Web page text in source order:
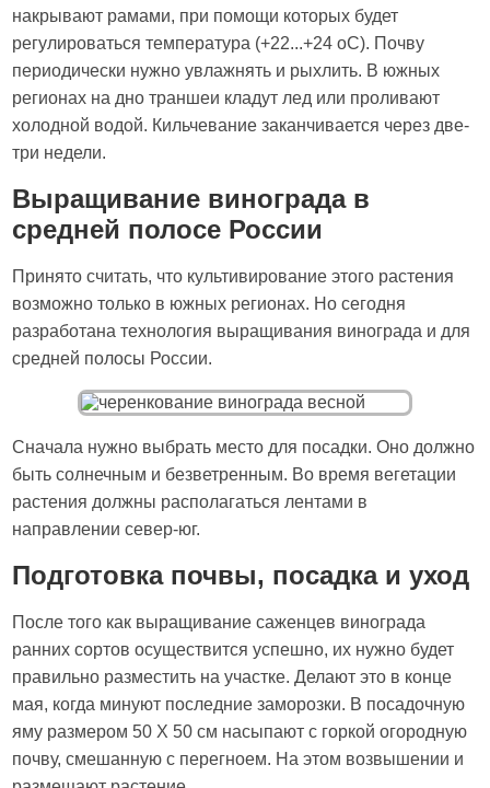
накрывают рамами, при помощи которых будет
регулироваться температура (+22...+24 оС). Почву
периодически нужно увлажнять и рыхлить. В южных
регионах на дно траншеи кладут лед или проливают
холодной водой. Кильчевание заканчивается через две-
три недели.
Выращивание винограда в
средней полосе России
Принято считать, что культивирование этого растения
возможно только в южных регионах. Но сегодня
разработана технология выращивания винограда и для
средней полосы России.
Сначала нужно выбрать место для посадки. Оно должно
быть солнечным и безветренным. Во время вегетации
растения должны располагаться лентами в
направлении север-юг.
Подготовка почвы, посадка и уход
После того как выращивание саженцев винограда
ранних сортов осуществится успешно, их нужно будет
правильно разместить на участке. Делают это в конце
мая, когда минуют последние заморозки. В посадочную
яму размером 50 Х 50 см насыпают с горкой огородную
почву, смешанную с перегноем. На этом возвышении и